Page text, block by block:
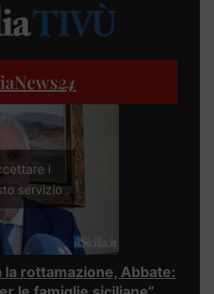
24
i
servizio
la rottamazione, Abbate: